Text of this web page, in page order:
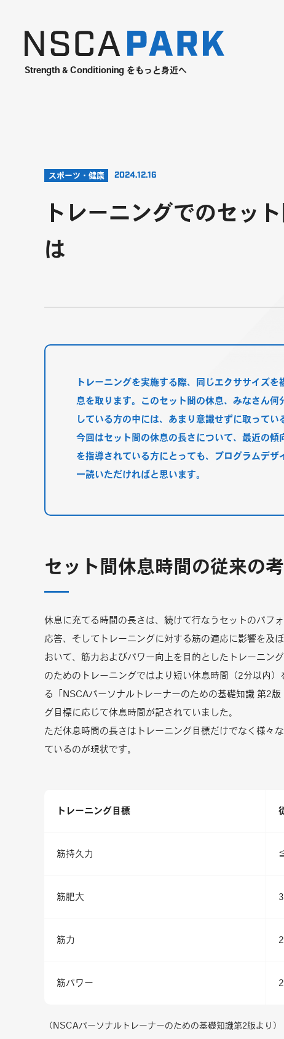
Strength & Conditioning をもっと身近へ
スポーツ・健康 2024.12.16
トレーニングでのセッ
は
トレーニングを実施する際、同じエクササイズ
息を取ります。このセット間の休息、みなさん
している方の中には、あまり意識せずに取ってい
今回はセット間の休息の長さについて、最近の
を指導されている方にとっても、プログラムデ
一読いただければと思います。
セット間休息時間の従来の
休息に充てる時間の長さは、続けて行なうセットのパフ
応答、そしてトレーニングに対する筋の適応に影響を及
おいて、筋力およびパワー向上を目的としたトレーニン
のためのトレーニングではより短い休息時間（2分以内
る「NSCAパーソナルトレーナーのための基礎知識 第2
グ目標に応じて休息時間が記されていました。
ただ休息時間の長さはトレーニング目標だけでなく様々
ているのが現状です。
トレーニング目標
筋持久力
筋肥大
筋力
筋パワー
（NSCAパーソナルトレーナーのための基礎知識第2版より）